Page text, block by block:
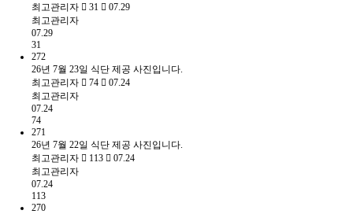
최고관리자
31
07.29
최고관리자
07.29
31
272
26년 7월 23일 식단 제공 사진입니다.
최고관리자
74
07.24
최고관리자
07.24
74
271
26년 7월 22일 식단 제공 사진입니다.
최고관리자
113
07.24
최고관리자
07.24
113
270